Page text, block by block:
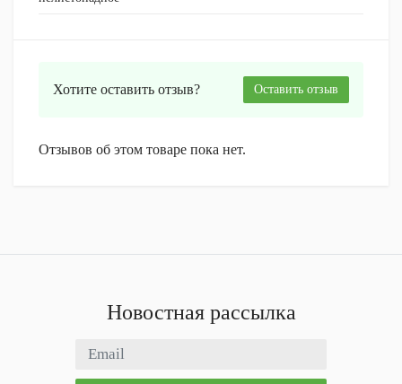
Хотите оставить отзыв? Оставить отзыв
Отзывов об этом товаре пока нет.
Новостная рассылка
Email адрес